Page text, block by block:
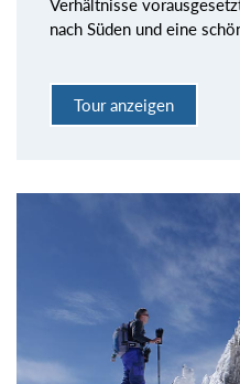
Verhältnisse
nach Süden und eine
Tour anzeigen